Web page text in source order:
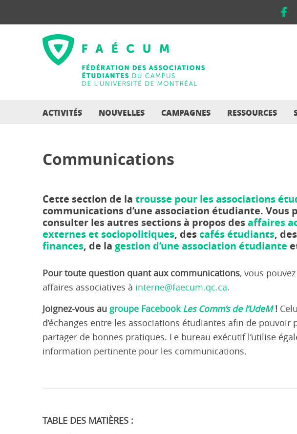
ACTIVITÉS NOUVELLES CAMPAGNES RESSOURCES
Communications
Cette section de la trousse pour les associations
communications d’une association étudiante. Vous
consulter les autres sections à propos desaffaires
externes et sociopolitiques, des cafés étudiants, des
finances, de la gestion d’une association étudiante
Pour toute question quant aux communications, vous
affaires associatives à interne@faecum.qc.ca.
Joignez-vous au groupe Facebook Les Comm’s de l’UdeM !
d’échanges entre les associations étudiantes afin de pouvoir
partager de bonnes pratiques. Le bureau exécutif l’utilise
information pertinente pour les communications.
TABLE DES MATIÈRES :